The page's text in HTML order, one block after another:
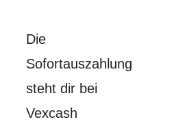
Die
Sofortauszahlung
steht dir bei
Vexcash